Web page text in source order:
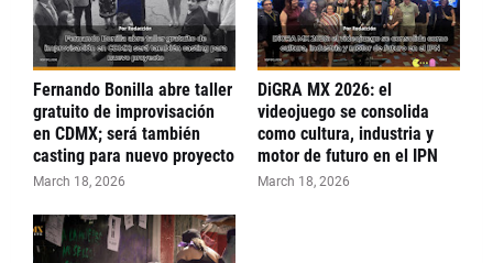
Fernando Bonilla abre taller
gratuito de improvisación
en CDMX; será también
casting para nuevo proyecto
March 18, 2026
DiGRA MX 2026: el
videojuego se consolida
como cultura, industria y
motor de futuro en el IPN
March 18, 2026